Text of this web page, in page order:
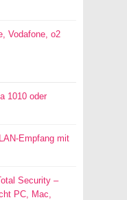
Vodafone, o2
1010 oder
Empfang mit
Security –
PC, Mac,